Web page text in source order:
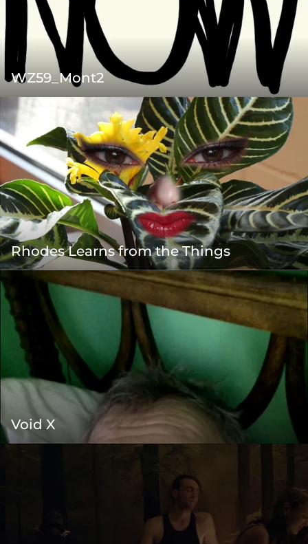
WZ59_Mont2
Rhodes Learns from the Things
Void X